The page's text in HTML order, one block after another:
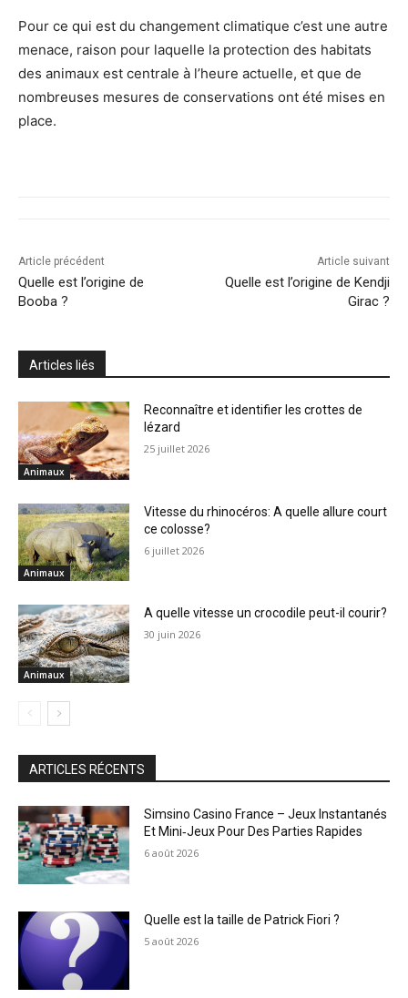
Pour ce qui est du changement climatique c’est une autre
menace, raison pour laquelle la protection des habitats
des animaux est centrale à l’heure actuelle, et que de
nombreuses mesures de conservations ont été mises en
place.
Article précédent
Quelle est l’origine de
Booba ?
Article suivant
Quelle est l’origine de Kendji
Girac ?
Articles liés
Animaux
Reconnaître et identifier les crottes de
lézard
25 juillet 2026
Animaux
Vitesse du rhinocéros: A quelle allure court
ce colosse?
6 juillet 2026
Animaux
A quelle vitesse un crocodile peut-il courir?
30 juin 2026
ARTICLES RÉCENTS
Simsino Casino France – Jeux Instantanés
Et Mini‑Jeux Pour Des Parties Rapides
6 août 2026
Quelle est la taille de Patrick Fiori ?
5 août 2026